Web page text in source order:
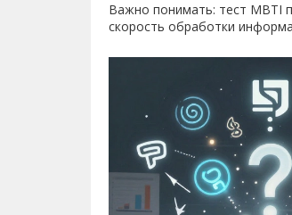
Важно понимать: тест MBTI
скорость обработки